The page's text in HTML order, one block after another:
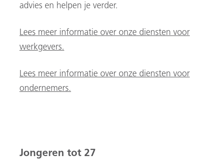
advies en helpen je verder.
Lees meer informatie over onze diensten voor
werkgevers.
Lees meer informatie over onze diensten voor
ondernemers.
Jongeren tot 27